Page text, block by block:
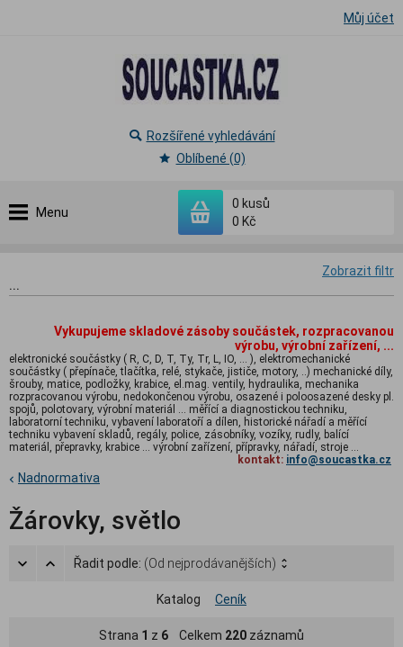
Můj účet
Menu
0 kusů
0 Kč
Rozšířené vyhledávání
Oblíbené (0)
Zobrazit filtr
...
Vykupujeme skladové zásoby součástek, rozpracovanou
výrobu, výrobní zařízení, ...
elektronické součástky ( R, C, D, T, Ty, Tr, L, IO, ... ), elektromechanické
součástky ( přepínače, tlačítka, relé, stykače, jističe, motory, ..) mechanické díly,
šrouby, matice, podložky, krabice, el.mag. ventily, hydraulika, mechanika
rozpracovanou výrobu, nedokončenou výrobu, osazené i poloosazené desky pl.
spojů, polotovary, výrobní materiál ... měřící a diagnostickou techniku,
laboratorní techniku, vybavení laboratoří a dílen, historické nářadí a měřící
techniku vybavení skladů, regály, police, zásobníky, vozíky, rudly, balící
materiál, přepravky, krabice ... výrobní zařízení, přípravky, nářadí, stroje ...
kontakt: info@soucastka.cz
Nadnormativa
Žárovky, světlo
Řadit podle: (Od nejprodávanějších)
Katalog Ceník
Strana 1 z 6 Celkem 220 záznamů